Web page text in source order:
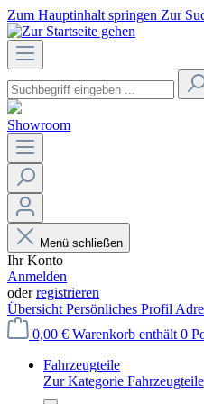
Zum Hauptinhalt springen Zur
Showroom
Menü schließen
Ihr Konto
Anmelden
oderregistrieren
Übersicht Persönliches Profil
0,00 € Warenkorb enthält 0
Fahrzeugteile
Zur Kategorie Fahrzeugteile